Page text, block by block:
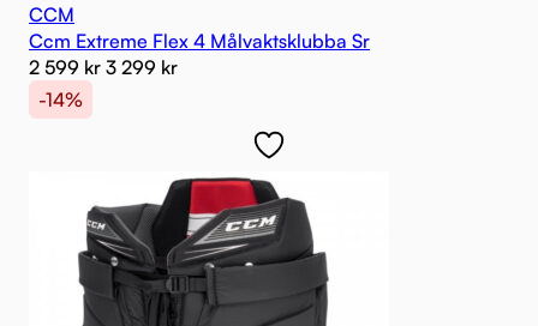
CCM
Ccm Extreme Flex 4 Målvaktsklubba Sr
2 599 kr 3 299 kr
-14%